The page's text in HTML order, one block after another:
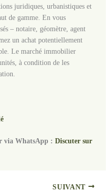
juridiques, urbanistiques et
de gamme. En vous
– notaire, géomètre, agent
un achat potentiellement
Le marché immobilier
à condition de les
via WhatsApp : Discuter sur
SUIVANT